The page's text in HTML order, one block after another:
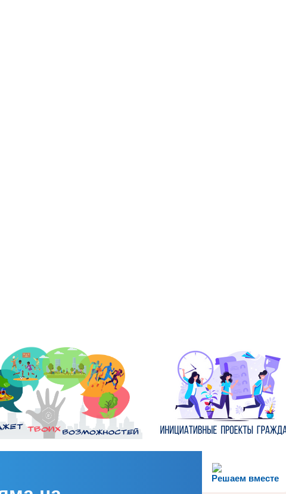
Решаем вместе